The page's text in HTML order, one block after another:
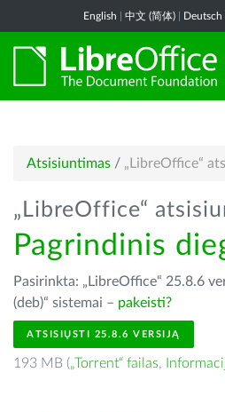
English 中文 (简体) Deutsch
Atsisiuntimas / „LibreOffice“
„LibreOffice“
Pagrindinis
Pasirinkta: „LibreOffice“ 25.8.6
(deb)“ sistemai – pakeisti?
ATSISIŲSTI 25.8.6 VERSIJĄ
193 MB („Torrent“ failas,